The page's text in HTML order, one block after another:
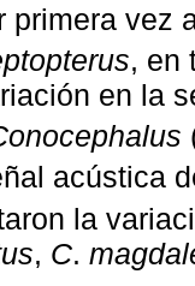
primera vez
, en
en la
acústica
la
, C.